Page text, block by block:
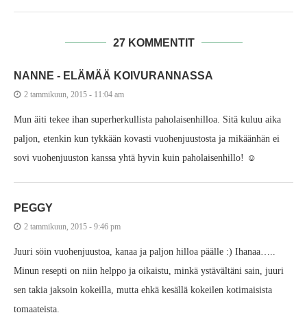
27 KOMMENTIT
NANNE - ELÄMÄÄ KOIVURANNASSA
2 tammikuun, 2015 - 11:04 am
Mun äiti tekee ihan superherkullista paholaisenhilloa. Sitä kuluu aika
paljon, etenkin kun tykkään kovasti vuohenjuustosta ja mikäänhän ei
sovi vuohenjuuston kanssa yhtä hyvin kuin paholaisenhillo! ☺
PEGGY
2 tammikuun, 2015 - 9:46 pm
Juuri söin vuohenjuustoa, kanaa ja paljon hilloa päälle :) Ihanaa…..
Minun resepti on niin helppo ja oikaistu, minkä ystävältäni sain, juuri
sen takia jaksoin kokeilla, mutta ehkä kesällä kokeilen kotimaisista
tomaateista.